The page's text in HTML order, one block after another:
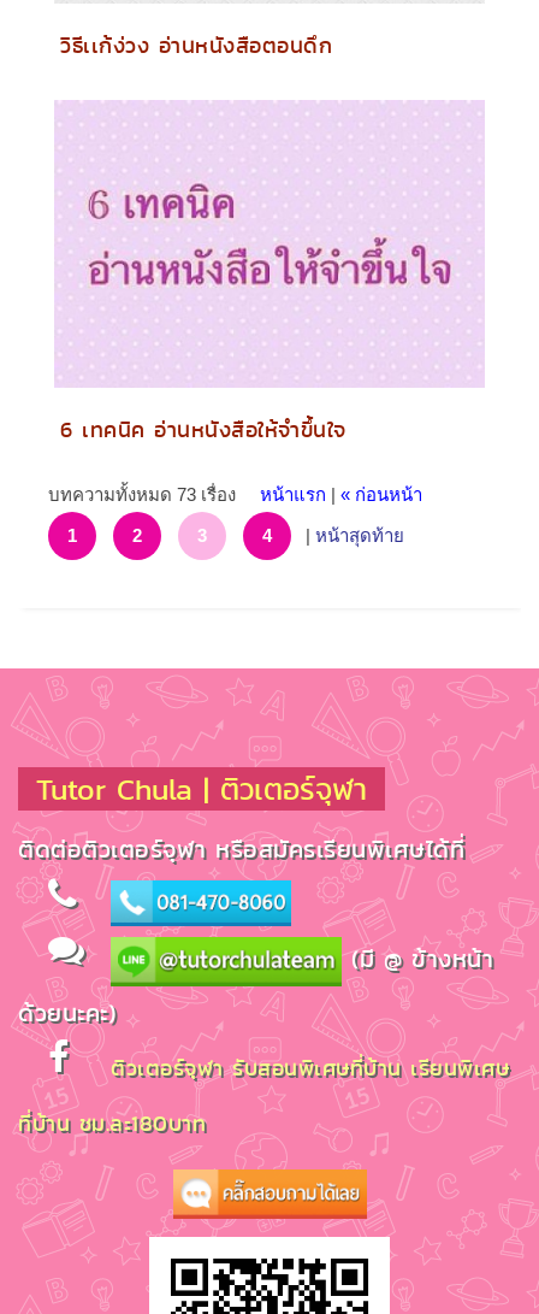
วิธีเเก้ง่วง อ่านหนังสือตอนดึก
6 เทคนิค อ่านหนังสือให้จำขึ้นใจ
บทความทั้งหมด 73 เรื่อง หน้าแรก | « ก่อนหน้า
1
2 3 4 | หน้าสุดท้าย
Tutor Chula | ติวเตอร์จุฬา
ติดต่อติวเตอร์จุฬา หรือสมัครเรียนพิเศษได้ที่
(มี @ ข้างหน้า
ด้วยนะคะ)
ติวเตอร์จุฬา รับสอนพิเศษที่บ้าน เรียนพิเศษ
ที่บ้าน ชม.ละ180บาท